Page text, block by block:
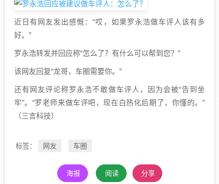
近日有网友发出感慨：“哎，如果罗永浩做车评人该有多
好。”
罗永浩转发并回应称“怎么了？有什么可以帮到您？”
该网友回复“龙哥，车圈需要你。”
还有网友评论称罗永浩不敢做车评人，因为会被“告到坐
牢”。“罗老师来做车评吧，现在白热化后期了，你懂的。”
（三言科技）
标签： 网友 车圈
海报 阅读 分享